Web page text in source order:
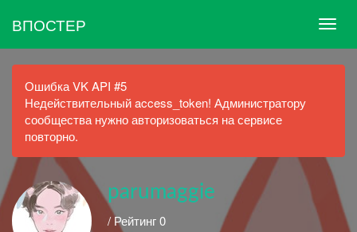
ВПОСТЕР
Ошибка VK API #5
Недействительный access_token! Администратору
сообщества нужно авторизоваться на сервисе
повторно.
parumaggie
/ Рейтинг 0